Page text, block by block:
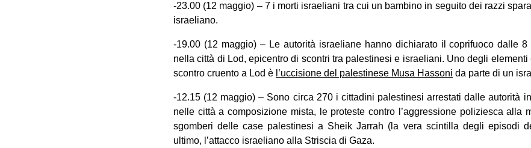
-23.00 (12 maggio) – 7 i morti israeliani tra cui un bambino in seguito dei razzi
israeliano.
-19.00 (12 maggio) – Le autorità israeliane hanno dichiarato il coprifuoco dalle
nella città di Lod, epicentro di scontri tra palestinesi e israeliani. Uno degli
scontro cruento a Lod è l’uccisione del palestinese Musa Hassoni da parte di un
-12.15 (12 maggio) – Sono circa 270 i cittadini palestinesi arrestati dalle autorità
nelle città a composizione mista, le proteste contro l’aggressione poliziesca alla
sgomberi delle case palestinesi a Sheik Jarrah (la vera scintilla degli episodi
ultimo, l’attacco israeliano alla Striscia di Gaza.